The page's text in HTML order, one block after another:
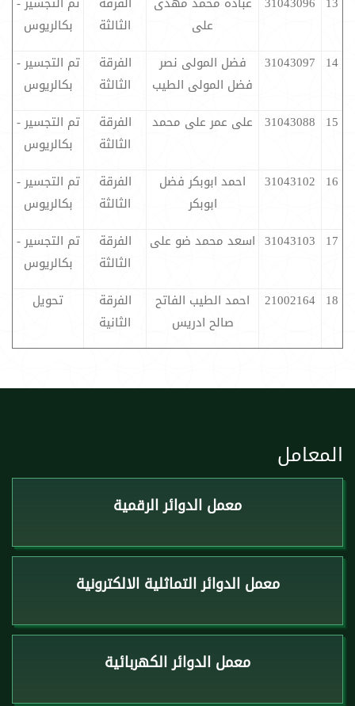
على
الثالثة
بكالريوس
14
31043097
فضل المولى نصر
فضل المولى الطيب
الفرقة
الثالثة
تم التجسير -
بكالريوس
15
31043088 على عمر على محمد
الفرقة
الثالثة
تم التجسير -
بكالريوس
16
31043102
احمد ابوبكر فضل
ابوبكر
الفرقة
الثالثة
تم التجسير -
بكالريوس
17
31043103 اسعد محمد ضو على
الفرقة
الثالثة
تم التجسير -
بكالريوس
18
21002164
احمد الطيب الفاتح
صالح ادريس
الفرقة
الثانية
تحويل
المعامل
معمل الدوائر الرقمية
معمل الدوائر التماثلية الالكترونية
معمل الدوائر الكهربائية